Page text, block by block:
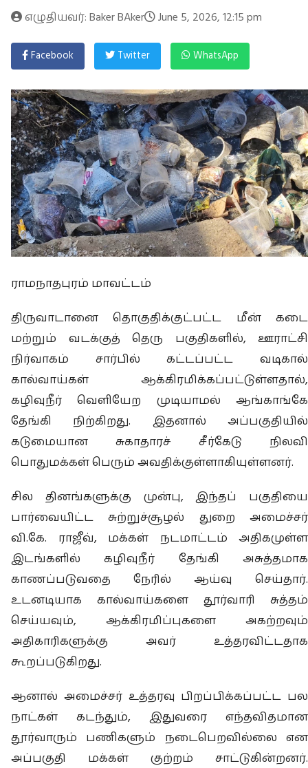
எழுதியவர்: Baker BAker June 5, 2026, 12:15 pm
Facebook Twitter WhatsApp
ராமநாதபுரம் மாவட்டம்
திருவாடானை தொகுதிக்குட்பட்ட மீன் கடை
மற்றும் வடக்குத் தெரு பகுதிகளில், ஊராட்சி
நிர்வாகம் சார்பில் கட்டப்பட்ட வடிகால்
கால்வாய்கள் ஆக்கிரமிக்கப்பட்டுள்ளதால்,
கழிவுநீர் வெளியேற முடியாமல் ஆங்காங்கே
தேங்கி நிற்கிறது. இதனால் அப்பகுதியில்
கடுமையான சுகாதாரச் சீர்கேடு நிலவி
பொதுமக்கள் பெரும் அவதிக்குள்ளாகியுள்ளனர்.
சில தினங்களுக்கு முன்பு, இந்தப் பகுதியை
பார்வையிட்ட சுற்றுச்சூழல் துறை அமைச்சர்
வி.கே. ராஜீவ், மக்கள் நடமாட்டம் அதிகமுள்ள
இடங்களில் கழிவுநீர் தேங்கி அசுத்தமாக
காணப்படுவதை நேரில் ஆய்வு செய்தார்.
உடனடியாக கால்வாய்களை தூர்வாரி சுத்தம்
செய்யவும், ஆக்கிரமிப்புகளை அகற்றவும்
அதிகாரிகளுக்கு அவர் உத்தரவிட்டதாக
கூறப்படுகிறது.
ஆனால் அமைச்சர் உத்தரவு பிறப்பிக்கப்பட்ட பல
நாட்கள் கடந்தும், இதுவரை எந்தவிதமான
தூர்வாரும் பணிகளும் நடைபெறவில்லை என
அப்பகுதி மக்கள் குற்றம் சாட்டுகின்றனர்.